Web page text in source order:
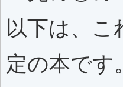
以下は、こ
定の本です。